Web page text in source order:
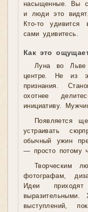
насыщенные. Вы
и люди это
Кто-то удивится
сами удивитесь.
Как это
Луна во Льве
центре. Не из
признания.
охотнее
инициативу.
Появляется
устраивать
обычный ужин
— просто потому
Творческим
фотографам,
Идеи
выступлений,